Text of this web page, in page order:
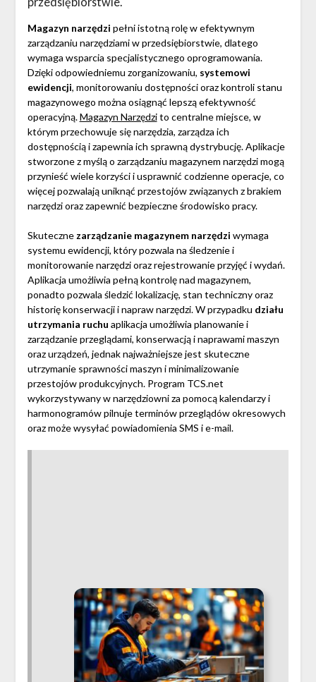
Magazyn narzędzi pełni istotną rolę w efektywnym
zarządzaniu narzędziami w przedsiębiorstwie, dlatego
wymaga wsparcia specjalistycznego oprogramowania.
Dzięki odpowiedniemu zorganizowaniu, systemowi
ewidencji, monitorowaniu dostępności oraz kontroli stanu
magazynowego można osiągnąć lepszą efektywność
operacyjną.Magazyn Narzędzito centralne miejsce, w
którym przechowuje się narzędzia, zarządza ich
dostępnością i zapewnia ich sprawną dystrybucję. Aplikacje
stworzone z myślą o zarządzaniu magazynem narzędzi mogą
przynieść wiele korzyści i usprawnić codzienne operacje, co
więcej pozwalają uniknąć przestojów związanych z brakiem
narzędzi oraz zapewnić bezpieczne środowisko pracy.
Skuteczne zarządzanie magazynem narzędzi wymaga
systemu ewidencji, który pozwala na śledzenie i
monitorowanie narzędzi oraz rejestrowanie przyjęć i wydań.
Aplikacja umożliwia pełną kontrolę nad magazynem,
ponadto pozwala śledzić lokalizację, stan techniczny oraz
historię konserwacji i napraw narzędzi. W przypadku działu
utrzymania ruchu aplikacja umożliwia planowanie i
zarządzanie przeglądami, konserwacją i naprawami maszyn
oraz urządzeń, jednak najważniejsze jest skuteczne
utrzymanie sprawności maszyn i minimalizowanie
przestojów produkcyjnych. Program TCS.net
wykorzystywany w narzędziowni za pomocą kalendarzy i
harmonogramów pilnuje terminów przeglądów okresowych
oraz może wysyłać powiadomienia SMS i e-mail.